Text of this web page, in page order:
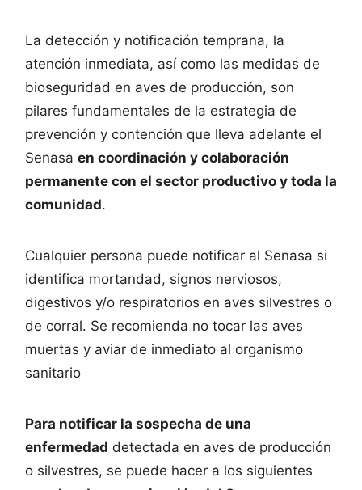
La detección y notificación temprana, la
atención inmediata, así como las medidas de
bioseguridad en aves de producción, son
pilares fundamentales de la estrategia de
prevención y contención que lleva adelante el
Senasa en coordinación y colaboración
permanente con el sector productivo y toda la
comunidad.
Cualquier persona puede notificar al Senasa si
identifica mortandad, signos nerviosos,
digestivos y/o respiratorios en aves silvestres o
de corral. Se recomienda no tocar las aves
muertas y aviar de inmediato al organismo
sanitario
Para notificar la sospecha de una
enfermedad detectada en aves de producción
o silvestres, se puede hacer a los siguientes